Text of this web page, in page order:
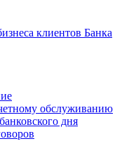
клиентов Банка
обслуживанию
дня